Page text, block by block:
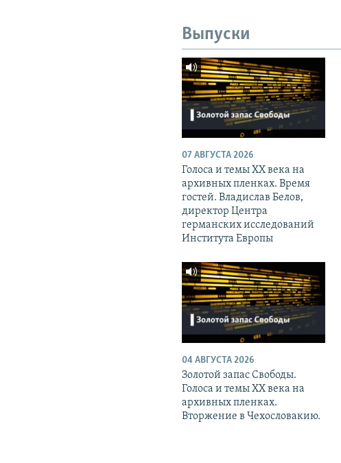
Выпуски
07 АВГУСТА 2026
Голоса и темы XX века на
архивных пленках. Время
гостей. Владислав Белов,
директор Центра
германских исследований
Института Европы
04 АВГУСТА 2026
Золотой запас Свободы.
Голоса и темы XX века на
архивных пленках.
Вторжение в Чехословакию.